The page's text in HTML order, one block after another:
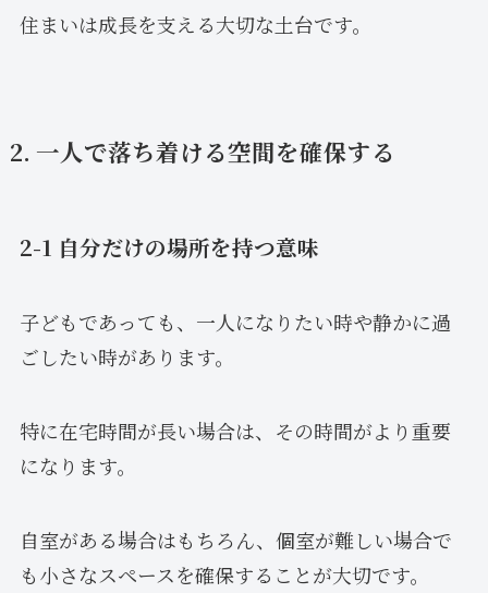
住まいは成長を支える大切な土台です。
2. 一人で落ち着ける空間を確保する
2-1 自分だけの場所を持つ意味
子どもであっても、一人になりたい時や静かに過
ごしたい時があります。
特に在宅時間が長い場合は、その時間がより重要
になります。
自室がある場合はもちろん、個室が難しい場合で
も小さなスペースを確保することが大切です。